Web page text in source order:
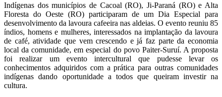
Indígenas dos municípios de Cacoal (RO), Ji-Paraná (RO) e Alta
Floresta do Oeste (RO) participaram de um Dia Especial para
desenvolvimento da lavoura cafeeira nas aldeias. O evento reuniu 85
índios, homens e mulheres, interessados na implantação da lavoura
de café, atividade que vem crescendo e já faz parte da economia
local da comunidade, em especial do povo Paiter-Suruí. A proposta
foi realizar um evento intercultural que pudesse levar os
conhecimentos adquiridos com a prática para outras comunidades
indígenas dando oportunidade a todos que queiram investir na
cultura.